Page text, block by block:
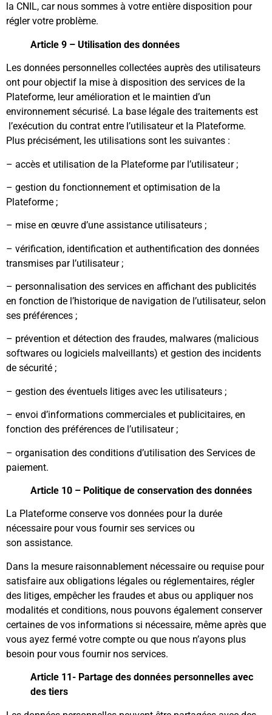
la CNIL, car nous sommes à votre entière disposition pour
régler votre problème.
Article 9 – Utilisation des données
Les données personnelles collectées auprès des utilisateurs
ont pour objectif la mise à disposition des services de la
Plateforme, leur amélioration et le maintien d’un
environnement sécurisé. La base légale des traitements est
l’exécution du contrat entre l’utilisateur et la Plateforme.
Plus précisément, les utilisations sont les suivantes :
– accès et utilisation de la Plateforme par l’utilisateur ;
– gestion du fonctionnement et optimisation de la
Plateforme ;
– mise en œuvre d’une assistance utilisateurs ;
– vérification, identification et authentification des données
transmises par l’utilisateur ;
– personnalisation des services en affichant des publicités
en fonction de l’historique de navigation de l’utilisateur, selon
ses préférences ;
– prévention et détection des fraudes, malwares (malicious
softwares ou logiciels malveillants) et gestion des incidents
de sécurité ;
– gestion des éventuels litiges avec les utilisateurs ;
– envoi d’informations commerciales et publicitaires, en
fonction des préférences de l’utilisateur ;
– organisation des conditions d’utilisation des Services de
paiement.
Article 10 – Politique de conservation des données
La Plateforme conserve vos données pour la durée
nécessaire pour vous fournir ses services ou
son assistance.
Dans la mesure raisonnablement nécessaire ou requise pour
satisfaire aux obligations légales ou réglementaires, régler
des litiges, empêcher les fraudes et abus ou appliquer nos
modalités et conditions, nous pouvons également conserver
certaines de vos informations si nécessaire, même après que
vous ayez fermé votre compte ou que nous n’ayons plus
besoin pour vous fournir nos services.
Article 11- Partage des données personnelles avec
des tiers